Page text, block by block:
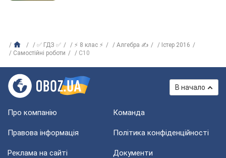
✅ ГДЗ ✅ ⚡ 8 клас ⚡ Алгебра ✍
Істер 2016
Самостійні роботи
С10
В начало
Про компанію Команда
Правова інформація Політика конфіденційності
Реклама на сайті Документи